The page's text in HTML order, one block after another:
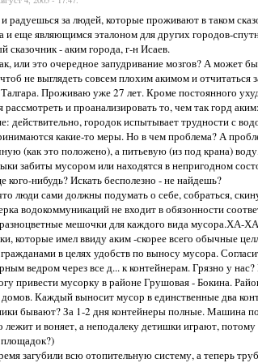
радуешься за людей, которые проживают в таком
и еще являющимся эталоном для других городов-
сказочник - аким города, г-н Исаев.
или это очередное запудривание мозгов? А может
не выглядеть совсем плохим акимом и
Проживаю уже 27 лет. Кроме постоянного
и проанализировать то, чем так горд
действительно, городок испытывает трудности с
какие-то меры. Но в чем проблема? А
(как это положено), а питьевую (из под крана)
забиты мусором или находятся в непригодном
кого-нибудь? Искать бесполезно - не найдешь?
люди сами должны подумать о себе, собраться,
водокоммуникаций не входит в обязонности
мешочки для каждого вида мусора.ХА-
которые имел ввиду аким -скорее всего обычные
в целях удобств по выносу мусора.
ведром через все д... к контейнерам. Грязно у
привести мусорку в районе Грушовая - Бокина.
Каждый выносит мусор в единственные два
бывают? За 1-2 дня контейнеры полные. Машина
лежит и воняет, а неподалеку детишки играют,
площадок?)
загубили всю отопительную систему, а теперь